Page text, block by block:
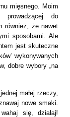
mięsnego. Moim
prowadzącej do
również, że nawet
sposobami. Ale
jest skuteczne
wykonywanych
dobre wybory „na
małej rzeczy,
nowe smaki.
się, działaj!